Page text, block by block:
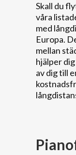
Skall du
våra
med
Europa.
mellan
hjälper
av dig till